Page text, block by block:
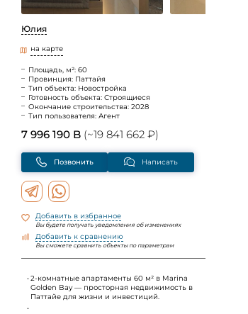
Юлия
на карте
Площадь, м²: 60
Провинция: Паттайя
Тип объекта: Новостройка
Готовность объекта: Строящиеся
Окончание строительства: 2028
Тип пользователя: Агент
7 996 190 B (~19 841 662 ₽)
Позвонить Написать
Добавить в избранное
Вы будете получать уведомления об изменениях
Добавить к сравнению
Вы сможете сравнить объекты по параметрам
2-комнатные апартаменты 60 м² в Marina
Golden Bay — просторная недвижимость в
Паттайе для жизни и инвестиций.